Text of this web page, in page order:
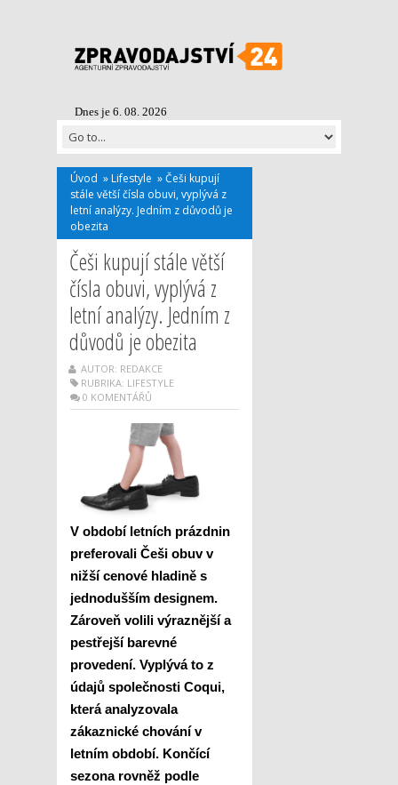
Dnes je 6. 08. 2026
Úvod » Lifestyle »Češi kupují
stále větší čísla obuvi, vyplývá z
letní analýzy. Jedním z důvodů je
obezita
Češi kupují stále větší
čísla obuvi, vyplývá z
letní analýzy. Jedním z
důvodů je obezita
AUTOR: REDAKCE
RUBRIKA: LIFESTYLE
0 KOMENTÁŘŮ
V období letních prázdnin
preferovali Češi obuv v
nižší cenové hladině s
jednodušším designem.
Zároveň volili výraznější a
pestřejší barevné
provedení. Vyplývá to z
údajů společnosti Coqui,
která analyzovala
zákaznické chování v
letním období. Končící
sezona rovněž podle